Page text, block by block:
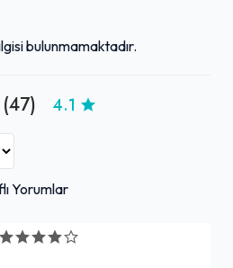
topluyor. Kaliteli yemekleri,
biri olarak değerlendiriliyor.
bulunmamaktadır.
4.1
Yorumlar